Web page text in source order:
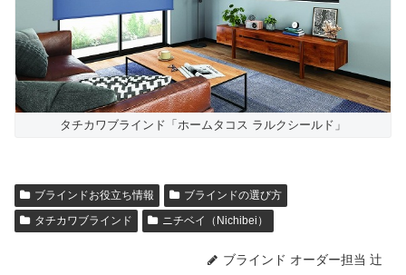
タチカワブラインド「ホームタコス ラルクシールド」
ブラインドお役立ち情報
ブラインドの選び方
タチカワブラインド
ニチベイ（Nichibei）
ブラインド オーダー担当 辻